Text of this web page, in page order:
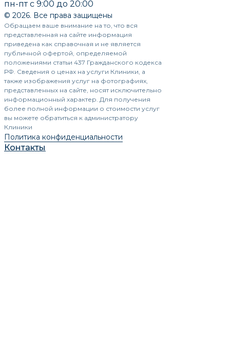
пн-пт с 9:00 до 20:00
© 2026. Все права защищены
Обращаем ваше внимание на то, что вся
представленная на сайте информация
приведена как справочная и не является
публичной офертой, определяемой
положениями статьи 437 Гражданского кодекса
РФ. Сведения о ценах на услуги Клиники, а
также изображения услуг на фотографиях,
представленных на сайте, носят исключительно
информационный характер. Для получения
более полной информации о стоимости услуг
вы можете обратиться к администратору
Клиники
Политика конфиденциальности
Контакты